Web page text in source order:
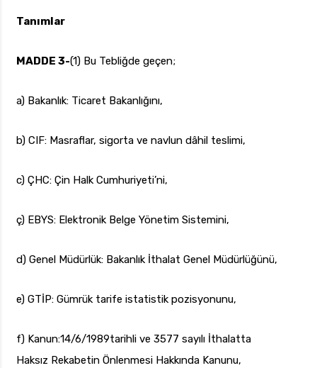
Tanımlar
MADDE 3-(1) Bu Tebliğde geçen;
a) Bakanlık: Ticaret Bakanlığını,
b) CIF: Masraflar, sigorta ve navlun dâhil teslimi,
c) ÇHC: Çin Halk Cumhuriyeti’ni,
ç) EBYS: Elektronik Belge Yönetim Sistemini,
d) Genel Müdürlük: Bakanlık İthalat Genel Müdürlüğünü,
e) GTİP: Gümrük tarife istatistik pozisyonunu,
f) Kanun:14/6/1989tarihli ve 3577 sayılı İthalatta
Haksız Rekabetin Önlenmesi Hakkında Kanunu,